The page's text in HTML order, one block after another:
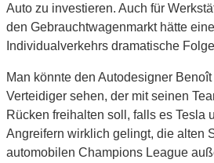
Auto zu investieren. Auch für
den Gebrauchtwagenmarkt hätte
Individualverkehrs dramatische
Man könnte den Autodesigner
Verteidiger sehen, der mit seinen
Rücken freihalten soll, falls es Tesla
Angreifern wirklich gelingt, die alten
automobilen Champions League